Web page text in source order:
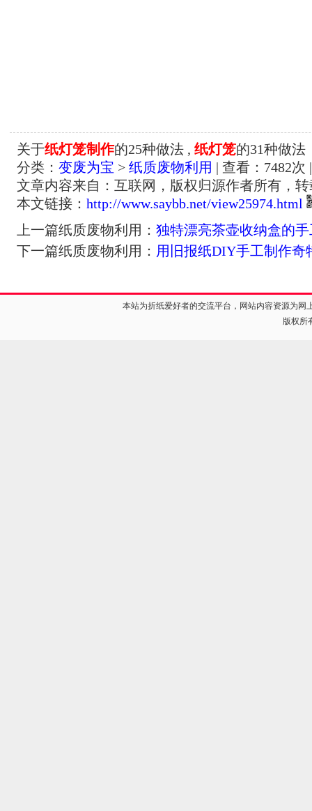
关于纸灯笼制作的25种做法 , 纸灯笼的31种做法
分类： 变废为宝 > 纸质废物利用 | 查看： 7482次
文章内容来自：互联网，版权归源作者所有，
本文链接： http://www.saybb.net/view25974.html
上一篇纸质废物利用： 独特漂亮茶壶收纳盒的
下一篇纸质废物利用： 用旧报纸DIY手工制作奇
本站为折纸爱好者的交流平台，网站内容资源为
版权所